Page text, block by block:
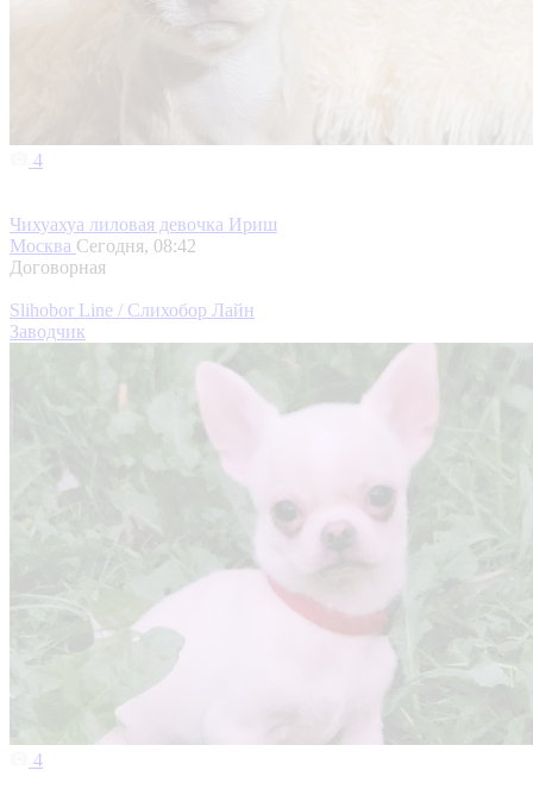
4
Чихуахуа лиловая девочка Ириш
Москва Сегодня, 08:42
Договорная
Slihobor Line / Слихобор Лайн
Заводчик
4